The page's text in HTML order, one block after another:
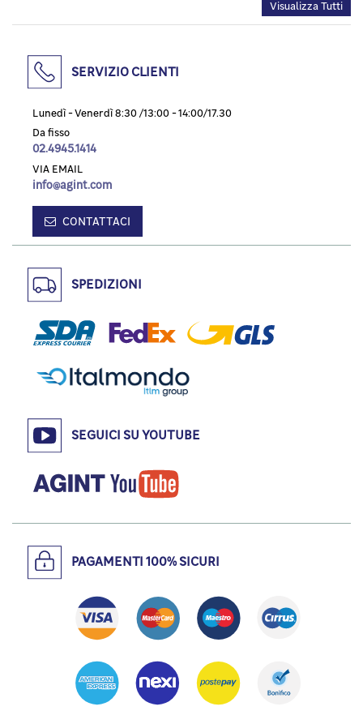
Visualizza Tutti
SERVIZIO CLIENTI
Lunedì - Venerdì 8:30 /13:00 - 14:00/17.30
Da fisso
02.4945.1414
VIA EMAIL
info@agint.com
CONTATTACI
SPEDIZIONI
SEGUICI SU YOUTUBE
PAGAMENTI 100% SICURI